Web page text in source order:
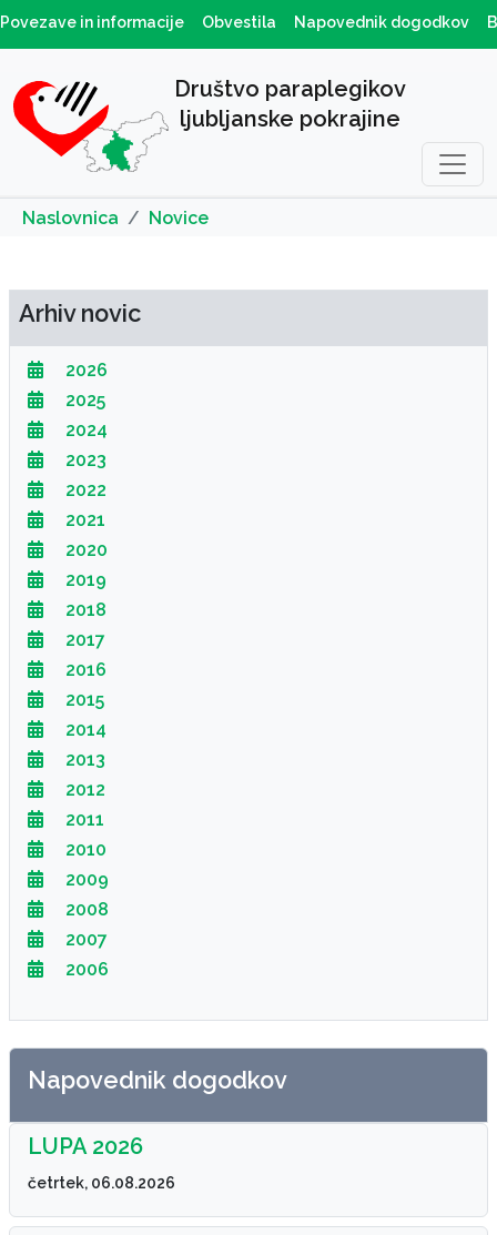
Povezave in informacije Obvestila Napovednik dogodkov
Društvo paraplegikov
ljubljanske pokrajine
Naslovnica Novice
Arhiv novic
2026
2025
2024
2023
2022
2021
2020
2019
2018
2017
2016
2015
2014
2013
2012
2011
2010
2009
2008
2007
2006
Napovednik dogodkov
LUPA 2026
četrtek, 06.08.2026